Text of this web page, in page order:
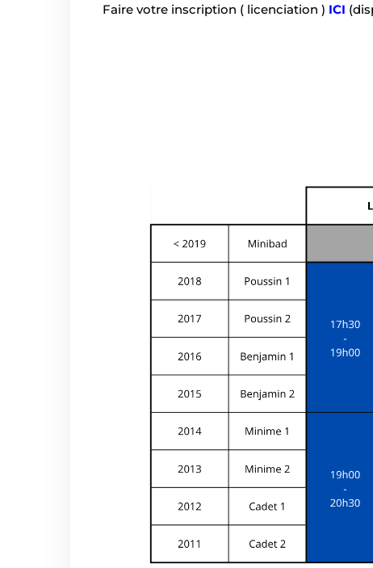
Faire votre inscription ( licenciation ) ICI